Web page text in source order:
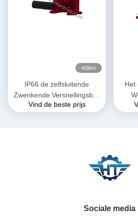
video
IP66 de zelfsluitende
Zwenkende Versnellingsbak
van het
Vind de beste prijs
Het
Sociale media